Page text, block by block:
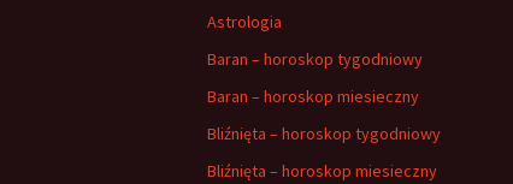
Astrologia
Baran – horoskop tygodniowy
Baran – horoskop miesieczny
Bliźnięta – horoskop tygodniowy
Bliźnięta – horoskop miesieczny